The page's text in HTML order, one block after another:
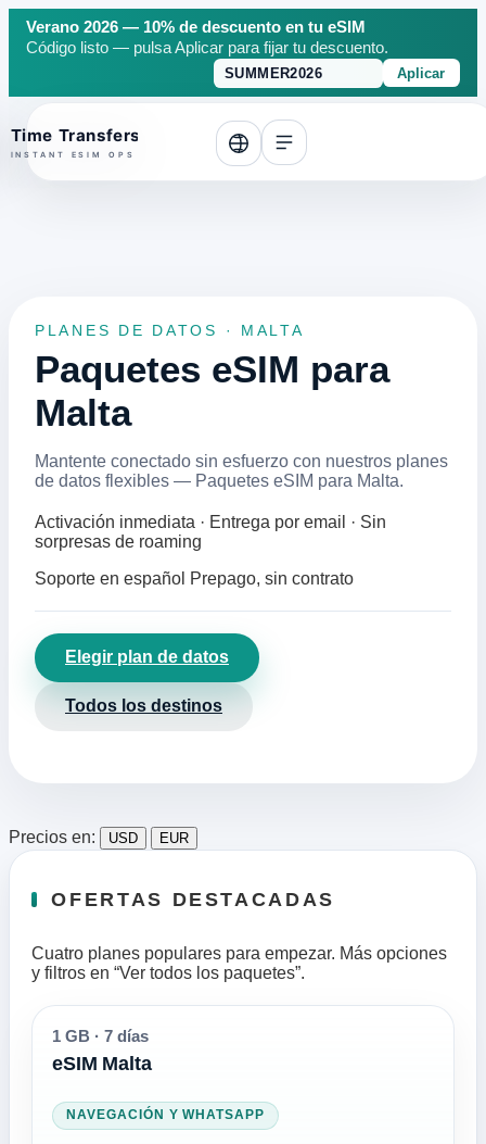
Verano 2026 — 10% de descuento en tu eSIM
Código listo — pulsa Aplicar para fijar tu descuento.
Aplicar
top
PLANES DE DATOS · MALTA
Paquetes eSIM para
Malta
Mantente conectado sin esfuerzo con nuestros planes
de datos flexibles — Paquetes eSIM para Malta.
Activación inmediata · Entrega por email · Sin
sorpresas de roaming
Soporte en español Prepago, sin contrato
Elegir plan de datos
Todos los destinos
Precios en: USD EUR
OFERTAS DESTACADAS
Cuatro planes populares para empezar. Más opciones
y filtros en “Ver todos los paquetes”.
1 GB · 7 días
eSIM Malta
NAVEGACIÓN Y WHATSAPP